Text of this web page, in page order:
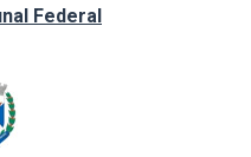
Federal